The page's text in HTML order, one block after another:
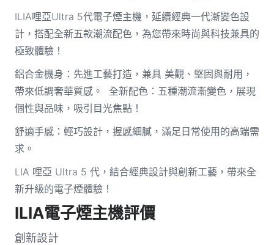
ILIA哩亞Ultra 5代電子煙主機，延續經典一代漸變色設
計，搭配全新五款潮流配色，為您帶來時尚與科技兼具的
極致體驗！
鋁合金機身：先進工藝打造，兼具 美觀、堅固與耐用，
帶來低調奢華質感。 全新配色：五種潮流漸變色，展現
個性與品味，吸引目光焦點！
舒適手感：輕巧設計，握感細膩，滿足日常使用的高端需
求。
LIA 哩亞 Ultra 5 代，結合經典設計與創新工藝，帶來全
新升級的電子煙體驗！
ILIA電子煙主機評價
創新設計